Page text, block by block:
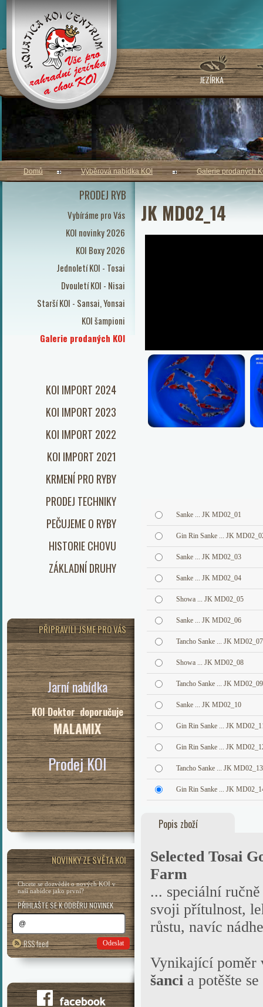
JEZÍRKA
PRODEJ RYB
Vybíráme pro Vás
KOI novinky 2026
KOI Boxy 2026
Jednoletí KOI - Tosai
Dvouletí KOI - Nisai
Starší KOI - Sansai, Yonsai
KOI šampioni
Galerie prodaných KOI
KOI IMPORT 2024
KOI IMPORT 2023
KOI IMPORT 2022
KOI IMPORT 2021
KRMENÍ PRO RYBY
PRODEJ TECHNIKY
PEČUJEME O RYBY
HISTORIE CHOVU
ZÁKLADNÍ DRUHY
PŘIPRAVILI JSME PRO VÁS
Jarní nabídka
KOI Doktor doporučuje
MALAMIX
Prodej KOI
NOVINKY ZE SVĚTA KOI
Chcete se dozvědět o nových KOI v
naší nabídce jako první?
PŘIHLAŠTE SE K ODBĚRU NOVINEK
RSS feed Odeslat
Domů Výběrová nabídka KOI Galerie prodaných
JK MD02_14
Sanke ... JK MD02_01
Gin Rin Sanke ... JK
Sanke ... JK MD02_03
Sanke ... JK MD02_04
Showa ... JK MD02_05
Sanke ... JK MD02_06
Tancho Sanke ... JK MD02_07
Showa ... JK MD02_08
Tancho Sanke ... JK MD02_09
Sanke ... JK MD02_10
Gin Rin Sanke ... JK
Gin Rin Sanke ... JK
Tancho Sanke ... JK MD02_13
Gin Rin Sanke ... JK
Popis zboží
Selected Tosai
Farm
... speciální
svoji přítulnost,
růstu, navíc
Vynikající poměr
šanci a potěšte